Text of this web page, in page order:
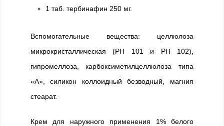
1 таб. тербинафин 250 мг.
Вспомогательные вещества: целлюлоза
микрокристаллическая (РН 101 и РН 102),
гипромеллоза, карбоксиметилцеллюлоза типа
«А», силикон коллоидный безводный, магния
стеарат.
Крем для наружного применения 1% белого